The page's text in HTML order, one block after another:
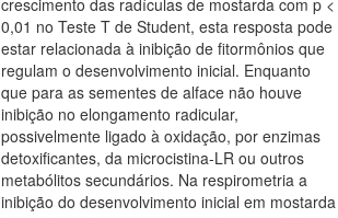
crescimento das radículas de mostarda com p <
0,01 no Teste T de Student, esta resposta pode
estar relacionada à inibição de fitormônios que
regulam o desenvolvimento inicial. Enquanto
que para as sementes de alface não houve
inibição no elongamento radicular,
possivelmente ligado à oxidação, por enzimas
detoxificantes, da microcistina-LR ou outros
metabólitos secundários. Na respirometria a
inibição do desenvolvimento inicial em mostarda